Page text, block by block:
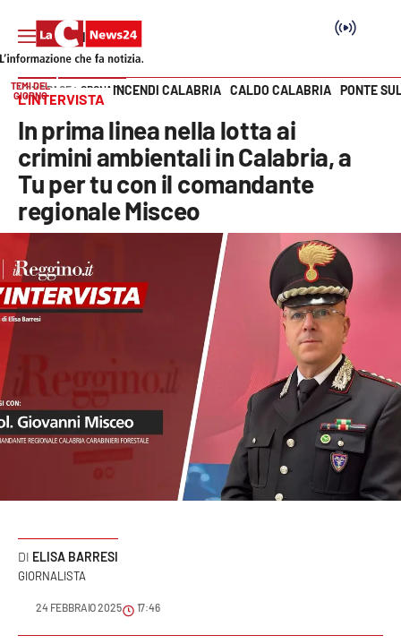
SEZIONI
Cronaca
Politica
Attualità
Economia e lavoro
Sanità
Cultura
Podcast
Vai
TEMI DEL
GIORNO
INCENDI CALABRIA CALDO CALABRIA PONTE
HOME PAGE CRONACA
L’INTERVISTA
In prima linea nella lotta ai
crimini ambientali in Calabria, a
Tu per tu con il comandante
regionale Misceo
ELISA BARRESI
GIORNALISTA
24 FEBBRAIO 2025 17:46